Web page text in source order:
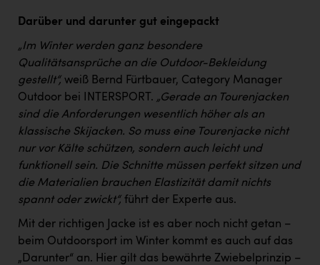
Darüber und darunter gut eingepackt
„Im Winter werden ganz besondere
Qualitätsansprüche an die Outdoor-Bekleidung
gestellt“, weiß Bernd Fürtbauer, Category Manager
Outdoor bei INTERSPORT. „Gerade an Tourenjacken
sind die Anforderungen wesentlich höher als an
klassische Skijacken. So muss eine Tourenjacke nicht
nur vor Kälte schützen, sondern auch leicht und
funktionell sein. Die Schnitte müssen perfekt sitzen und
die Materialien brauchen Elastizität damit nichts
spannt oder zwickt“, führt der Experte aus.
Mit der richtigen Jacke ist es aber noch nicht getan –
beim Outdoorsport im Winter kommt es auch auf das
„Darunter“ an. Hier gilt das bewährte Zwiebelprinzip –